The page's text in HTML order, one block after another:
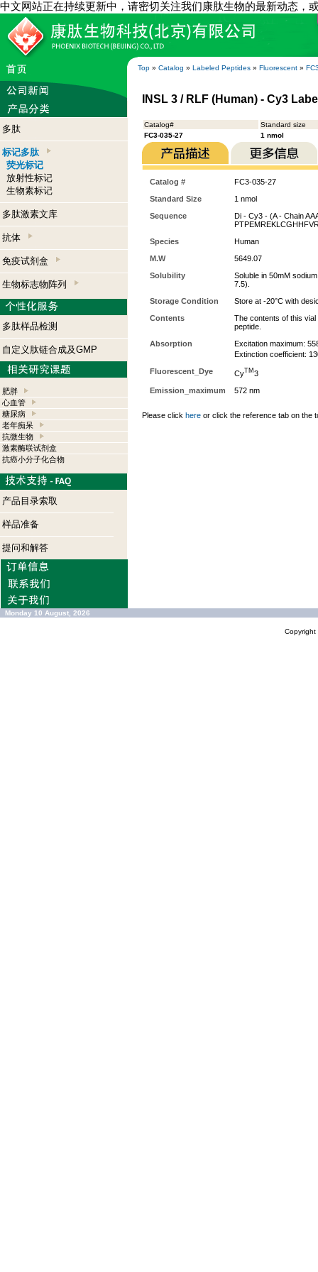
中文网站正在持续更新中，请密切关注我们康肽生物的最新动态，
Top » Catalog » Labeled Peptides » Fluorescent »
多肽
标记多肽
荧光标记
放射性标记
生物素标记
多肽激素文库
抗体
免疫试剂盒
生物标志物阵列
多肽样品检测
自定义肽链合成及GMP
肥胖
心血管
糖尿病
老年痴呆
抗微生物
激素酶联试剂盒
抗癌小分子化合物
产品目录索取
样品准备
提问和解答
INSL 3 / RLF (Human) - Cy3
Catalog#
Standard size
FC3-035-27
1 nmol
Catalog #
FC3-035-27
Standard Size
1 nmol
Sequence
Di - Cy3 - (A - Chain
Species
Human
M.W
5649.07
Solubility
Soluble in 50mM
7.5).
Storage Condition
Store at -20°C with
Contents
The contents of this
peptide.
Absorption
Excitation maximum:
Extinction coefficient:
Fluorescent_Dye CyTM 3
Emission_maximum 572 nm
Please click here or click the reference tab on the
Monday 10 August, 2026